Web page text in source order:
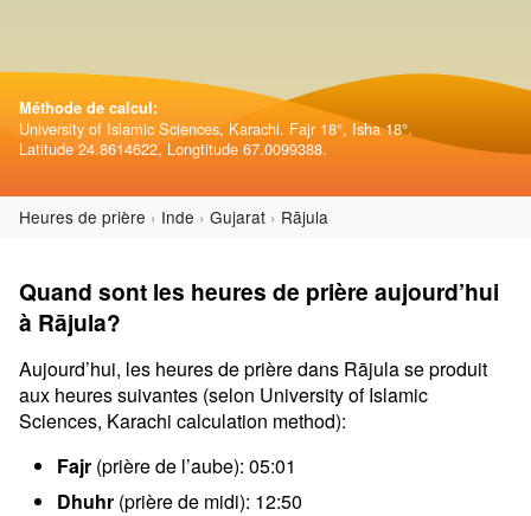
Méthode de calcul:
University of Islamic Sciences, Karachi. Fajr 18°, Isha 18°.
Latitude 24.8614622, Longtitude 67.0099388.
Heures de prière Inde Gujarat Rājula
Quand sont les heures de prière aujourd’hui
à Rājula?
Aujourd’hui, les heures de prière dans Rājula se produit
aux heures suivantes (selon University of Islamic
Sciences, Karachi calculation method):
Fajr (prière de l’aube): 05:01
Dhuhr (prière de midi): 12:50